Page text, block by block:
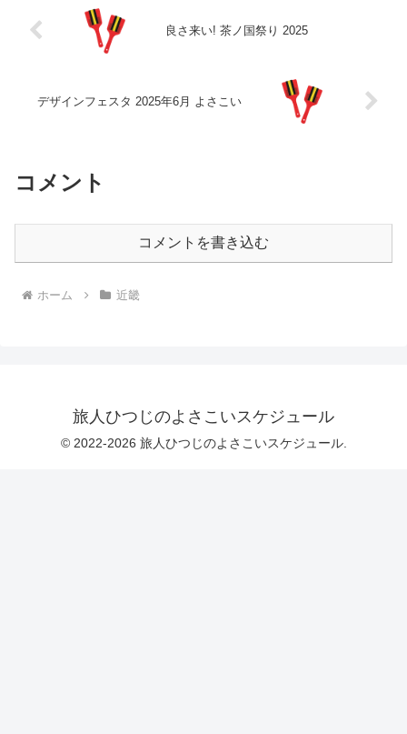
良さ来い! 茶ノ国祭り 2025
デザインフェスタ 2025年6月 よさこい
コメント
コメントを書き込む
ホーム 近畿
旅人ひつじのよさこいスケジュール
© 2022-2026 旅人ひつじのよさこいスケジュール.